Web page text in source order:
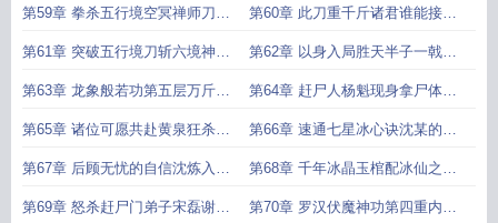
不屠卧佛誓不还 沈炼请卧佛寺众僧赴死
第59章 拳杀五行境空冥禅师刀痴
的震撼屠灭金阳商行
第60章 此刀重千斤诸君谁能接沈
某一刀血饮狂刀出鞘
第61章 突破五行境刀斩六境神髓
大妖山君再斩奔雷手文泰
第62章 以身入局胜天半子一戟破
空力无双血衣公子
第63章 龙象般若功第五层万斤巨
力刀劈血衣公子
第64章 赶尸人杨魁现身拿尸体掣
肘沈炼你们都得死
第65章 诸位可愿共赴黄泉狂杀六
境神髓绝顶内功武学七星冰心诀
第66章 速通七星冰心诀沈某的刀
拳可让冰川山庄葬否
第67章 后顾无忧的自信沈炼入局
的入场券请诸君让路
第68章 千年冰晶玉棺配冰仙之墓
铁臂门阿童木求棺之法
第69章 怒杀赶尸门弟子宋磊谢三 第70章 罗汉伏魔神功第四重内外